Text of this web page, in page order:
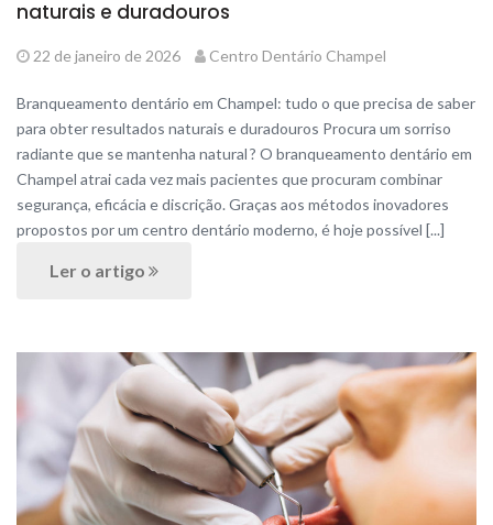
naturais e duradouros
22 de janeiro de 2026 Centro Dentário Champel
Branqueamento dentário em Champel: tudo o que precisa de saber
para obter resultados naturais e duradouros Procura um sorriso
radiante que se mantenha natural ? O branqueamento dentário em
Champel atrai cada vez mais pacientes que procuram combinar
segurança, eficácia e discrição. Graças aos métodos inovadores
propostos por um centro dentário moderno, é hoje possível [...]
Ler o artigo